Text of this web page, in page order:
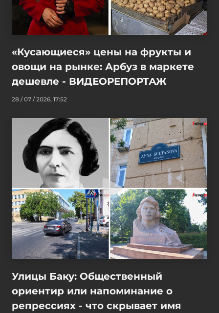
«Кусающиеся» цены на фрукты и
овощи на рынке: Арбуз в маркете
дешевле - ВИДЕОРЕПОРТАЖ
28 / 07 / 2026, 17:52
Улицы Баку: Общественный
ориентир или напоминание о
репрессиях - что скрывает имя